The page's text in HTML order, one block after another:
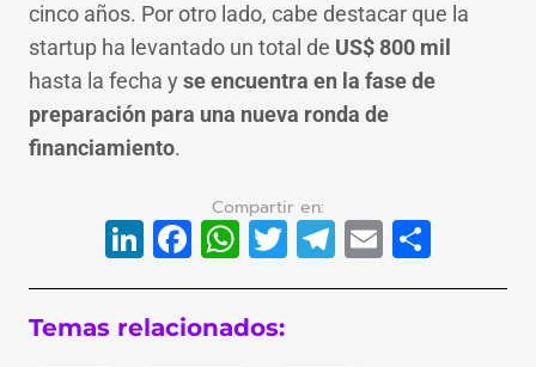
cinco años. Por otro lado, cabe destacar que la
startup ha levantado un total de US$ 800 mil
hasta la fecha y se encuentra en la fase de
preparación para una nueva ronda de
financiamiento.
LinkedIn
Facebook
WhatsApp
Twitter
Telegram
Email
Temas relacionados: